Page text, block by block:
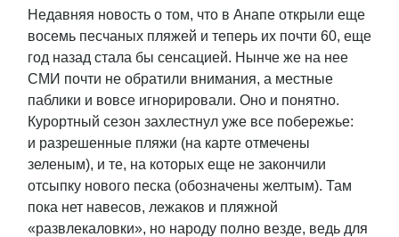
Недавняя новость о том, что в Анапе открыли еще
восемь песчаных пляжей и теперь их почти 60, еще
год назад стала бы сенсацией. Нынче же на нее
СМИ почти не обратили внимания, а местные
паблики и вовсе игнорировали. Оно и понятно.
Курортный сезон захлестнул уже все побережье:
и разрешенные пляжи (на карте отмечены
зеленым), и те, на которых еще не закончили
отсыпку нового песка (обозначены желтым). Там
пока нет навесов, лежаков и пляжной
«развлекаловки», но народу полно везде, ведь для